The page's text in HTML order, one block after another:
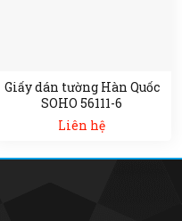
Giấy dán tường Hàn Quốc
SOHO 56111-6
Liên hệ